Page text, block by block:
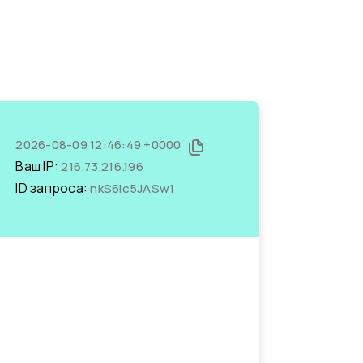
2026-08-09 12:46:49 +0000
Ваш IP:216.73.216.196
ID запроса:nkS6lc5JASw1